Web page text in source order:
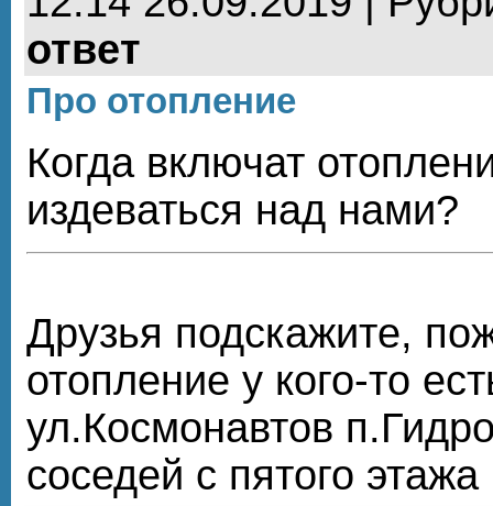
ответ
Про отопление
Когда включат
издеваться над нами?
Друзья подскажите,
отопление у кого-то
ул.Космонавтов
соседей с пятого